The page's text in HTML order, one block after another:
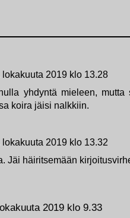
2019 klo 9.33
lokakuuta 2019 klo 13.28
yhdyntä mieleen,
koira jäisi nalkkiin.
lokakuuta 2019 klo 13.32
Jäi häiritsemään